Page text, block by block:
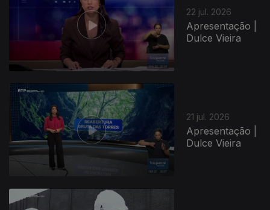
22 jul. 2026
Apresentação |
Dulce Vieira
21 jul. 2026
Apresentação |
Dulce Vieira